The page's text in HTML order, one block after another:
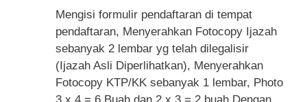
Mengisi formulir pendaftaran di tempat
pendaftaran, Menyerahkan Fotocopy Ijazah
sebanyak 2 lembar yg telah dilegalisir
(Ijazah Asli Diperlihatkan), Menyerahkan
Fotocopy KTP/KK sebanyak 1 lembar, Photo